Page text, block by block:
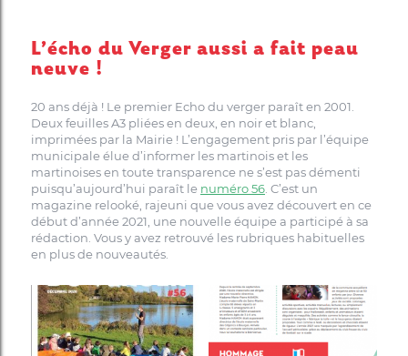
L’écho du Verger aussi a fait peau
neuve !
20 ans déjà ! Le premier Echo du verger paraît en 2001.
Deux feuilles A3 pliées en deux, en noir et blanc,
imprimées par la Mairie ! L’engagement pris par l’équipe
municipale élue d’informer les martinois et les
martinoises en toute transparence ne s’est pas démenti
puisqu’aujourd’hui paraît le numéro 56. C’est un
magazine relooké, rajeuni que vous avez découvert en ce
début d’année 2021, une nouvelle équipe a participé à sa
rédaction. Vous y avez retrouvé les rubriques habituelles
en plus de nouveautés.